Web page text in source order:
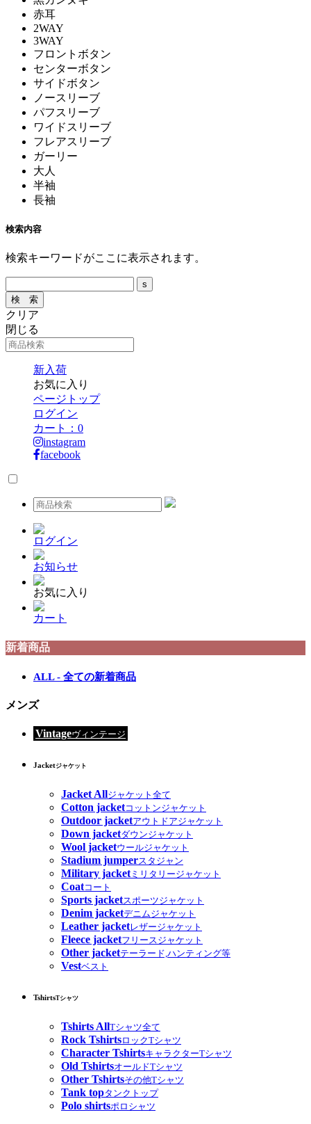
赤耳
2WAY
3WAY
フロントボタン
センターボタン
サイドボタン
ノースリーブ
パフスリーブ
ワイドスリーブ
フレアスリーブ
ガーリー
大人
半袖
長袖
検索内容
検索キーワードがここに表示されます。
クリア
閉じる
新入荷
お気に入り
ページトップ
ログイン
カート： 0
instagram
facebook
ログイン
お知らせ
お気に入り
カート
新着商品
ALL - 全ての新着商品
メンズ
Vintageヴィンテージ
Jacketジャケット
Jacket Allジャケット全て
Cotton jacketコットンジャケット
Outdoor jacketアウトドアジャケット
Down jacketダウンジャケット
Wool jacketウールジャケット
Stadium jumperスタジャン
Military jacketミリタリージャケット
Coatコート
Sports jacketスポーツジャケット
Denim jacketデニムジャケット
Leather jacketレザージャケット
Fleece jacketフリースジャケット
Other jacketテーラード,ハンティング等
Vestベスト
TshirtsTシャツ
Tshirts AllTシャツ全て
Rock TshirtsロックTシャツ
Character TshirtsキャラクターTシャツ
Old TshirtsオールドTシャツ
Other Tshirtsその他Tシャツ
Tank topタンクトップ
Polo shirtsポロシャツ